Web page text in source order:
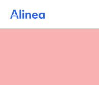
hovedindhold